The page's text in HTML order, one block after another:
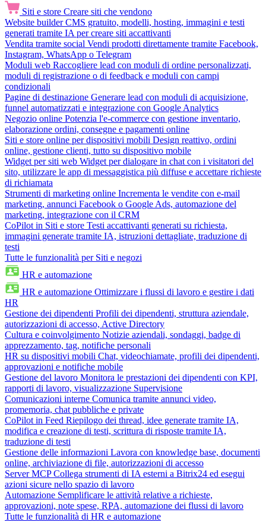
Siti e store Creare siti che vendono
Website builder CMS gratuito, modelli, hosting, immagini e testi
generati tramite IA per creare siti accattivanti
Vendita tramite social Vendi prodotti direttamente tramite Facebook,
Instagram, WhatsApp o Telegram
Moduli web Raccogliere lead con moduli di ordine personalizzati,
moduli di registrazione o di feedback e moduli con campi
condizionali
Pagine di destinazione Generare lead con moduli di acquisizione,
funnel automatizzati e integrazione con Google Analytics
Negozio online Potenzia l'e-commerce con gestione inventario,
elaborazione ordini, consegne e pagamenti online
Siti e store online per dispositivi mobili Design reattivo, ordini
online, gestione clienti, tutto su dispositivo mobile
Widget per siti web Widget per dialogare in chat con i visitatori del
sito, utilizzare le app di messaggistica più diffuse e accettare richieste
di richiamata
Strumenti di marketing online Incrementa le vendite con e-mail
marketing, annunci Facebook o Google Ads, automazione del
marketing, integrazione con il CRM
CoPilot in Siti e store Testi accattivanti generati su richiesta,
immagini generate tramite IA, istruzioni dettagliate, traduzione di
testi
Tutte le funzionalità per Siti e negozi
HR e automazione
HR e automazione Ottimizzare i flussi di lavoro e gestire i dati
HR
Gestione dei dipendenti Profili dei dipendenti, struttura aziendale,
autorizzazioni di accesso, Active Directory
Cultura e coinvolgimento Notizie aziendali, sondaggi, badge di
apprezzamento, tag, notifiche personali
HR su dispositivi mobili Chat, videochiamate, profili dei dipendenti,
approvazioni e notifiche mobile
Gestione del lavoro Monitora le prestazioni dei dipendenti con KPI,
rapporti di lavoro, visualizzazione Supervisione
Comunicazioni interne Comunica tramite annunci video,
promemoria, chat pubbliche e private
CoPilot in Feed Riepilogo dei thread, idee generate tramite IA,
modifica e creazione di testi, scrittura di risposte tramite IA,
traduzione di testi
Gestione delle informazioni Lavora con knowledge base, documenti
online, archiviazione di file, autorizzazioni di accesso
Server MCP Collega strumenti di IA esterni a Bitrix24 ed esegui
azioni sicure nello spazio di lavoro
Automazione Semplificare le attività relative a richieste,
approvazioni, note spese, RPA, automazione dei flussi di lavoro
Tutte le funzionalità di HR e automazione